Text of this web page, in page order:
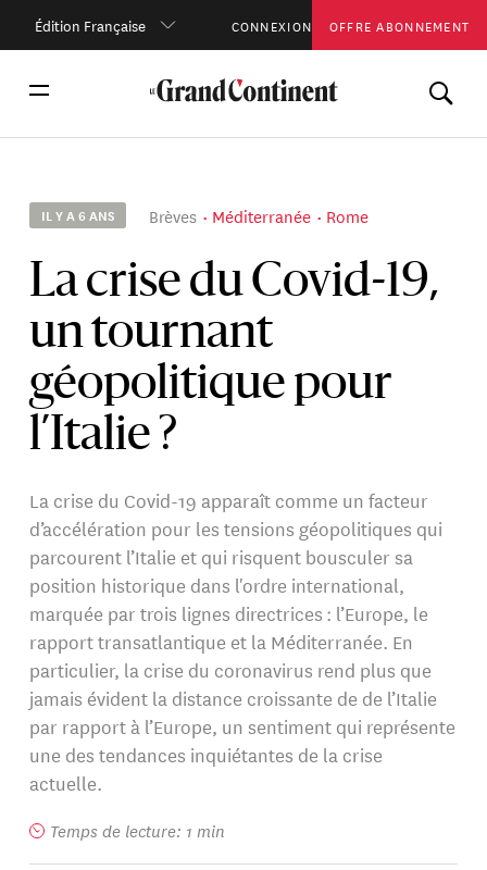
Édition Française CONNEXION OFFRE ABONNEMENT
IL Y A 6 ANS Brèves Méditerranée Rome
La crise du Covid-19,
un tournant
géopolitique pour
l’Italie ?
La crise du Covid-19 apparaît comme un facteur
d’accélération pour les tensions géopolitiques qui
parcourent l’Italie et qui risquent bousculer sa
position historique dans l'ordre international,
marquée par trois lignes directrices : l’Europe, le
rapport transatlantique et la Méditerranée. En
particulier, la crise du coronavirus rend plus que
jamais évident la distance croissante de de l’Italie
par rapport à l’Europe, un sentiment qui représente
une des tendances inquiétantes de la crise
actuelle.
Temps de lecture: 1 min